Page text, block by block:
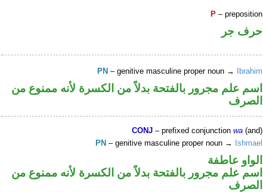
P – preposition
حرف جر
PN – genitive masculine proper noun → Ibrahim
اسم علم مجرور بالفتحة بدلاً من الكسرة لأنه ممنوع من
الصرف
CONJ – prefixed conjunctionwa (and)
PN – genitive masculine proper noun → Ishmael
الواو عاطفة
اسم علم مجرور بالفتحة بدلاً من الكسرة لأنه ممنوع من
الصرف